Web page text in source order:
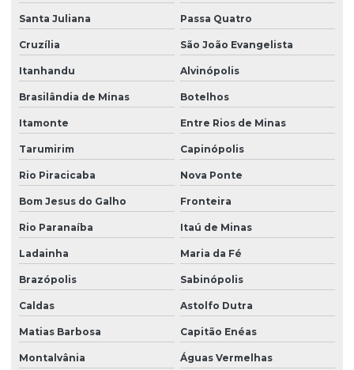
Santa Juliana Passa Quatro
Cruzília São João Evangelista
Itanhandu Alvinópolis
Brasilândia de Minas Botelhos
Itamonte Entre Rios de Minas
Tarumirim Capinópolis
Rio Piracicaba Nova Ponte
Bom Jesus do Galho Fronteira
Rio Paranaíba Itaú de Minas
Ladainha Maria da Fé
Brazópolis Sabinópolis
Caldas Astolfo Dutra
Matias Barbosa Capitão Enéas
Montalvânia Águas Vermelhas